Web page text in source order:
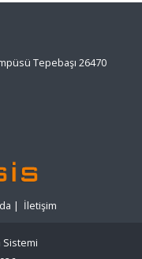
Tepebaşı 26470
| İletişim
Sistemi